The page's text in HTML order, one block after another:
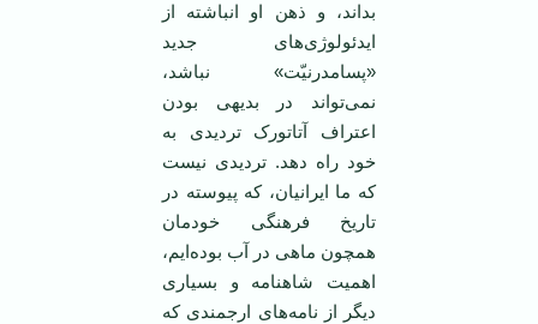
بداند، و ذهن او انباشته از
ایدئولوژی‌های جدید
«پسامدرنیّت» نباشد،
نمی‌تواند در بدیهی بودن
اعتراف آتاتورک تردیدی به
خود راه دهد. تردیدی نیست
که ما ایرانیان، که پیوسته در
تاریخ فرهنگی خودمان
همچون ماهی در آب بوده‌ایم،
اهمیت شاهنامه‌ و بسیاری
دیگر از نامه‌های ارجمندی که